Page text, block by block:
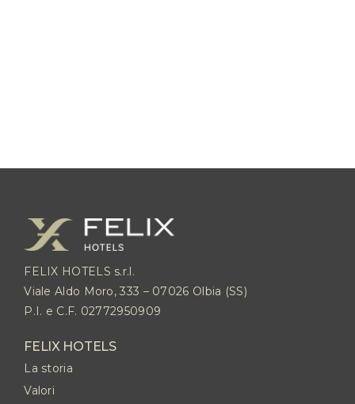
FELIX HOTELS s.r.l.
Viale Aldo Moro, 333 – 07026 Olbia (SS)
P.I. e C.F. 02772950909
FELIX HOTELS
La storia
Valori